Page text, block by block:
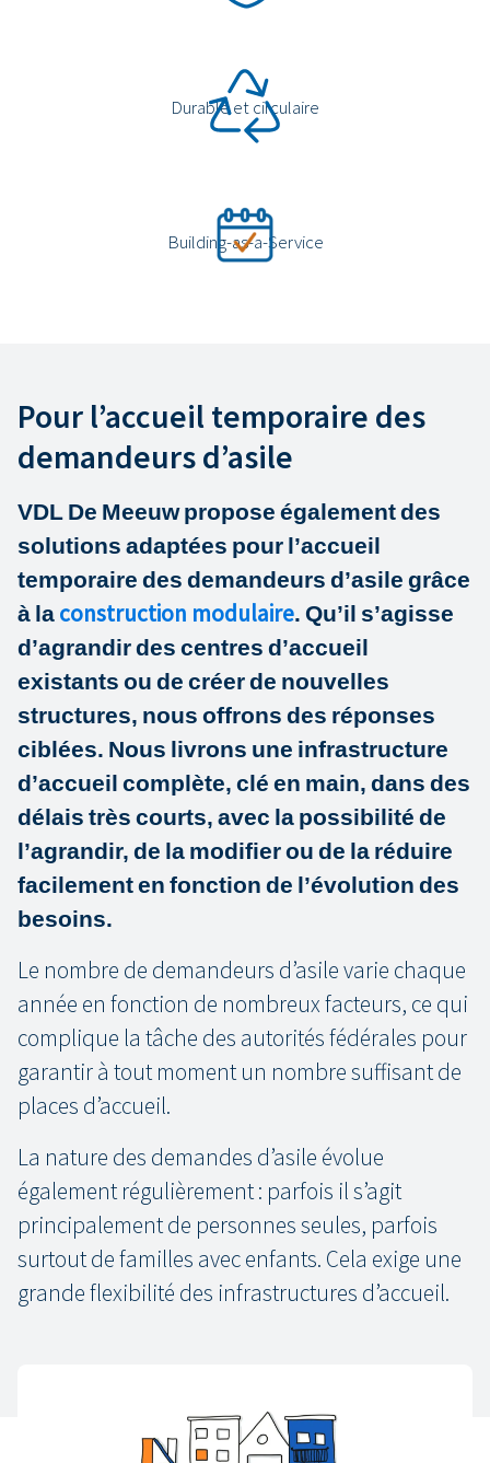
Durable et circulaire
Building-as-a-Service
Pour l’accueil temporaire des
demandeurs d’asile
VDL De Meeuw propose également des
solutions adaptées pour l’accueil
temporaire des demandeurs d’asile grâce
à laconstruction modulaire. Qu’il s’agisse
d’agrandir des centres d’accueil
existants ou de créer de nouvelles
structures, nous offrons des réponses
ciblées. Nous livrons une infrastructure
d’accueil complète, clé en main, dans des
délais très courts, avec la possibilité de
l’agrandir, de la modifier ou de la réduire
facilement en fonction de l’évolution des
besoins.
Le nombre de demandeurs d’asile varie chaque
année en fonction de nombreux facteurs, ce qui
complique la tâche des autorités fédérales pour
garantir à tout moment un nombre suffisant de
places d’accueil.
La nature des demandes d’asile évolue
également régulièrement : parfois il s’agit
principalement de personnes seules, parfois
surtout de familles avec enfants. Cela exige une
grande flexibilité des infrastructures d’accueil.